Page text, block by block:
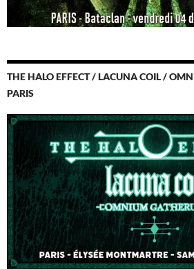
THE HALO EFFECT / LACUNA COIL /
PARIS